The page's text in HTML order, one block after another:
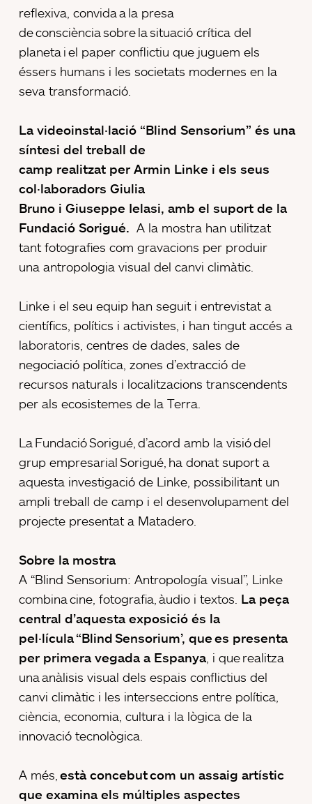
reflexiva, convida a la presa
de consciència sobre la situació crítica del
planeta i el paper conflictiu que juguem els
éssers humans i les societats modernes en la
seva transformació.
La videoinstal·lació “Blind Sensorium” és una
síntesi del treball de
camp realitzat per Armin Linke i els seus
col·laboradors Giulia
Bruno i Giuseppe Ielasi, amb el suport de la
Fundació Sorigué. A la mostra han utilitzat
tant fotografies com gravacions per produir
una antropologia visual del canvi climàtic.
Linke i el seu equip han seguit i entrevistat a
científics, polítics i activistes, i han tingut accés a
laboratoris, centres de dades, sales de
negociació política, zones d’extracció de
recursos naturals i localitzacions transcendents
per als ecosistemes de la Terra.
La Fundació Sorigué, d’acord amb la visió del
grup empresarial Sorigué, ha donat suport a
aquesta investigació de Linke, possibilitant un
ampli treball de camp i el desenvolupament del
projecte presentat a Matadero.
Sobre la mostra
A “Blind Sensorium: Antropología visual”, Linke
combina cine, fotografia, àudio i textos. La peça
central d’aquesta exposició és la
pel·lícula “Blind Sensorium’, que es presenta
per primera vegada a Espanya , i que realitza
una anàlisis visual dels espais conflictius del
canvi climàtic i les interseccions entre política,
ciència, economia, cultura i la lògica de la
innovació tecnològica.
A més, està concebut com un assaig artístic
que examina els múltiples aspectes